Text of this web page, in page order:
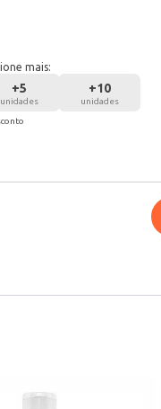
mais:
+5
unidades
+10
unidades